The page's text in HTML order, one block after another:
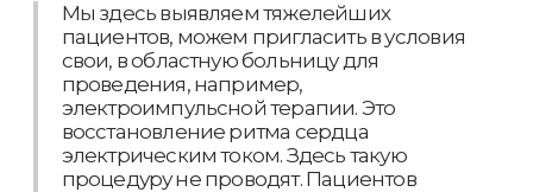
Мы здесь выявляем тяжелейших
пациентов, можем пригласить в условия
свои, в областную больницу для
проведения, например,
электроимпульсной терапии. Это
восстановление ритма сердца
электрическим током. Здесь такую
процедуру не проводят. Пациентов